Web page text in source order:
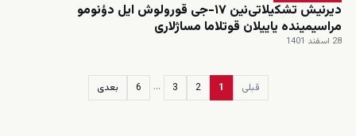
دیرنیش تشکیلاتی‌نین ۱۷-جی قورولوش ایل دؤنومو
مراسیمینده یاییلان قوتلاما مساژلاری
28 اسفند 1401
قبلی 1
2
3
…
6 بعدی